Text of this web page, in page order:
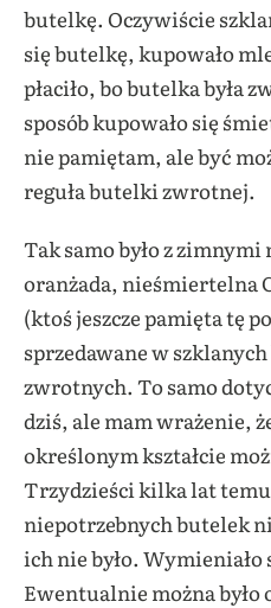
butelkę. Oczywiście
się butelkę, kupowało
płaciło, bo butelka była
sposób kupowało się
nie pamiętam, ale być
reguła butelki zwrotnej.
Tak samo było z
oranżada, nieśmiertelna
(ktoś jeszcze pamięta tę
sprzedawane w
zwrotnych. To samo
dziś, ale mam wrażenie,
określonym kształcie
Trzydzieści kilka lat
niepotrzebnych butelek
ich nie było. Wymieniało
Ewentualnie można było